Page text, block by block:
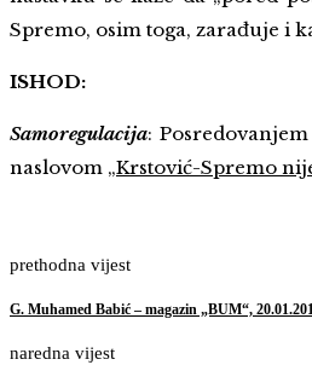
Spremo, osim toga, zarađuje i
ISHOD:
Samoregulacija:
naslovom „Krstović-Spremo
prethodna vijest
G. Muhamed Babić – magazin „BUM“,
naredna vijest